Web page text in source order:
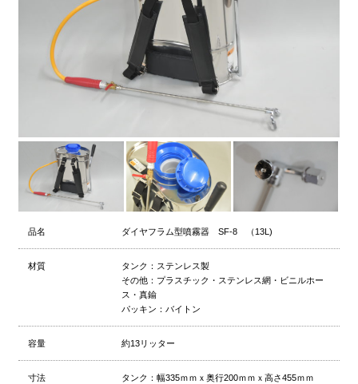
品名 ダイヤフラム型噴霧器 SF-8 （13L)
材質
タンク：ステンレス製
その他：プラスチック・ステンレス網・ビニルホー
ス・真鍮
パッキン：バイトン
容量 約13リッター
寸法
タンク：幅335ｍｍｘ奥行200ｍｍｘ高さ455ｍｍ